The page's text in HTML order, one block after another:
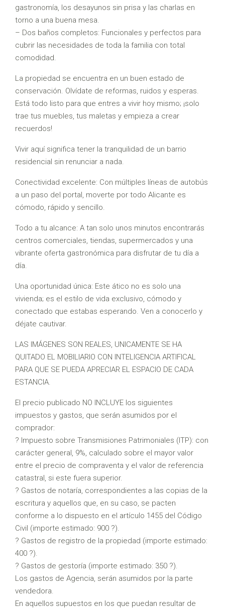
gastronomía, los desayunos sin prisa y las charlas en
torno a una buena mesa.
– Dos baños completos: Funcionales y perfectos para
cubrir las necesidades de toda la familia con total
comodidad.
La propiedad se encuentra en un buen estado de
conservación. Olvídate de reformas, ruidos y esperas.
Está todo listo para que entres a vivir hoy mismo; ¡solo
trae tus muebles, tus maletas y empieza a crear
recuerdos!
Vivir aquí significa tener la tranquilidad de un barrio
residencial sin renunciar a nada.
Conectividad excelente: Con múltiples líneas de autobús
a un paso del portal, moverte por todo Alicante es
cómodo, rápido y sencillo.
Todo a tu alcance: A tan solo unos minutos encontrarás
centros comerciales, tiendas, supermercados y una
vibrante oferta gastronómica para disfrutar de tu día a
día.
Una oportunidad única: Este ático no es solo una
vivienda; es el estilo de vida exclusivo, cómodo y
conectado que estabas esperando. Ven a conocerlo y
déjate cautivar.
LAS IMÁGENES SON REALES, UNICAMENTE SE HA
QUITADO EL MOBILIARIO CON INTELIGENCIA ARTIFICAL
PARA QUE SE PUEDA APRECIAR EL ESPACIO DE CADA
ESTANCIA.
El precio publicado NO INCLUYE los siguientes
impuestos y gastos, que serán asumidos por el
comprador:
? Impuesto sobre Transmisiones Patrimoniales (ITP): con
carácter general, 9%, calculado sobre el mayor valor
entre el precio de compraventa y el valor de referencia
catastral, si este fuera superior.
? Gastos de notaría, correspondientes a las copias de la
escritura y aquellos que, en su caso, se pacten
conforme a lo dispuesto en el artículo 1455 del Código
Civil (importe estimado: 900 ?).
? Gastos de registro de la propiedad (importe estimado:
400 ?).
? Gastos de gestoría (importe estimado: 350 ?).
Los gastos de Agencia, serán asumidos por la parte
vendedora.
En aquellos supuestos en los que puedan resultar de